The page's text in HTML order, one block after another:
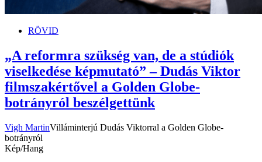
RÖVID
„A reformra szükség van, de a stúdiók
viselkedése képmutató” – Dudás Viktor
filmszakértővel a Golden Globe-
botrányról beszélgettünk
Vigh MartinVilláminterjú Dudás Viktorral a Golden Globe-
botrányról
Kép/Hang